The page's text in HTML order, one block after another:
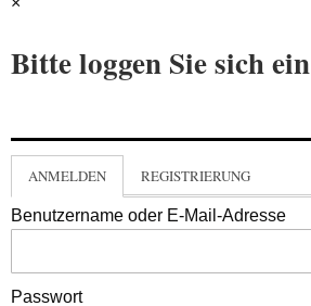
Bitte loggen Sie sich ein
ANMELDEN REGISTRIERUNG
Benutzername oder E-Mail-Adresse
Passwort